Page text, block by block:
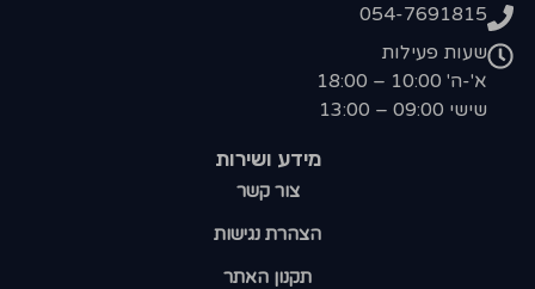
מידע ושירות
צור קשר
הצהרת נגישות
תקנון האתר
054-7691815
שעות פעילות
א'-ה' 10:00 – 18:00
שישי 09:00 – 13:00